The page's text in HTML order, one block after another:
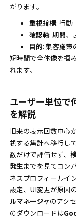
ラブル対
Googleビジネ
ウンロードし
データ出
業種別で差が
飲食・美
ールを使いこ
GA4と
を解説
ローカ
法
Googleビジネ
知っておきた
がります。
重視指標: 行動
確認軸: 期間、
目的: 集客施策
短時間で全体像を掴
れます。
ユーザー単位で
を解説
旧来の表示回数中心か
視する集計へ移行し
数だけで評価せず、
発生までを見てコン
ネスプロフィールイ
設定、UI変更が原因
ルマネージャのアク
のダウンロードは